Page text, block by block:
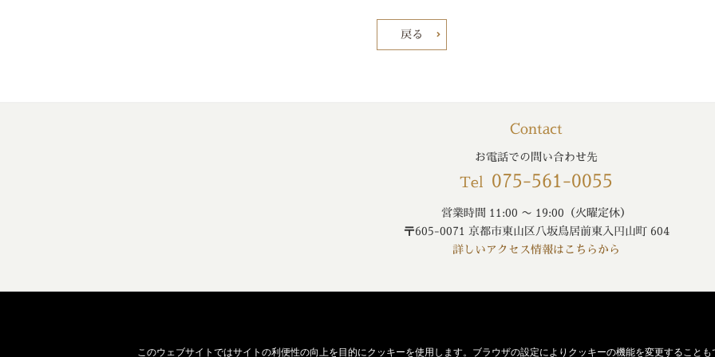
戻る
Contact
お電話での問い合わせ先
Tel 075-561-0055
営業時間 11:00 〜 19:00（火曜定休）
〒605-0071 京都市東山区八坂鳥居前東入円山町 604
詳しいアクセス情報はこちらから
このウェブサイトではサイトの利便性の向上を目的にクッキーを使用します。ブラウザの設定によりクッキーの機能を変更することも